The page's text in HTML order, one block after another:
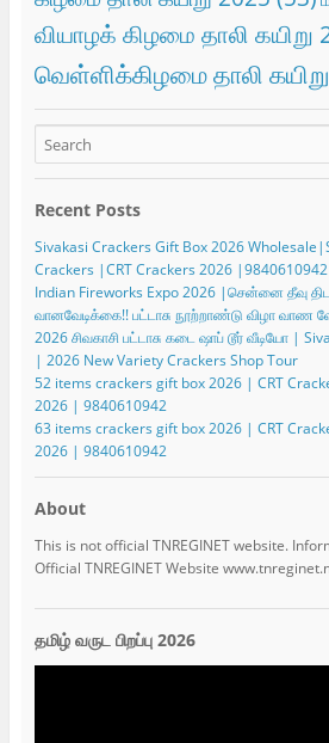
வியாழக் கிழமை தாலி கயிறு
வெள்ளிக்கிழமை தாலி கயிறு
Recent Posts
Sivakasi Crackers Gift Box 2026
Crackers |CRT Crackers 2026 |9840610942
Indian Fireworks Expo 2026 |சென்னை தீவு
வானவேடிக்கை!! பட்டாசு நூற்றாண்டு விழா வாண
2026 சிவகாசி பட்டாசு கடை ஷாப் டூர் வீடியோ |
| 2026 New Variety Crackers Shop Tour
52 items crackers gift box 2026 | CRT
2026 | 9840610942
63 items crackers gift box 2026 | CRT
2026 | 9840610942
About
This is not official TNREGINET website.
Official TNREGINET Website
தமிழ் வருட பிறப்பு 2026